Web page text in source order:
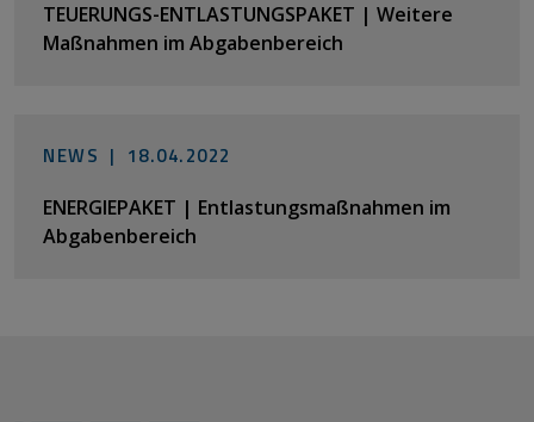
TEUERUNGS-ENTLASTUNGSPAKET | Weitere
Maßnahmen im Abgabenbereich
NEWS | 18.04.2022
ENERGIEPAKET | Entlastungsmaßnahmen im
Abgabenbereich